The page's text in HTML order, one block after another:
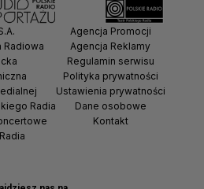
Radiowa
Radia
Agencja Promocji
Agencja Reklamy
Regulamin serwisu
Polityka prywatności
Ustawienia prywatności
Dane osobowe
Kontakt